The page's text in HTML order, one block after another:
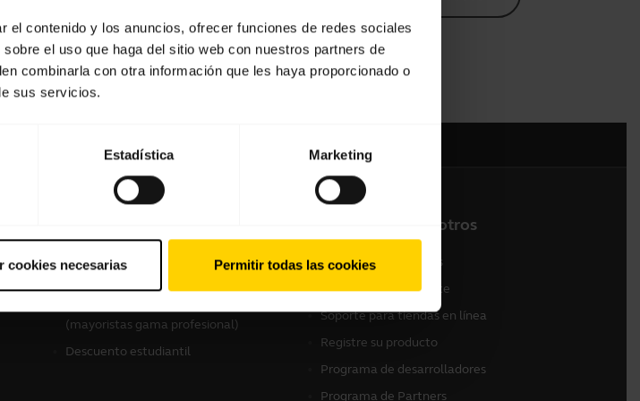
el contenido y los anuncios, ofrecer funciones de redes sociales
el uso que haga del sitio web con nuestros partners de
combinarla con otra información que les haya proporcionado o
sus servicios.
Estadística Marketing
cookies necesarias Permitir todas las cookies
y aplicaciones
Localizador de distribuidores (Gama
(mayoristas gama profesional)
Descuento estudiantil
Contacte con nosotros
Contactar con ventas
Contactar con Soporte
Soporte para tiendas en línea
Registre su producto
Programa de desarrolladores
Programa de Partners